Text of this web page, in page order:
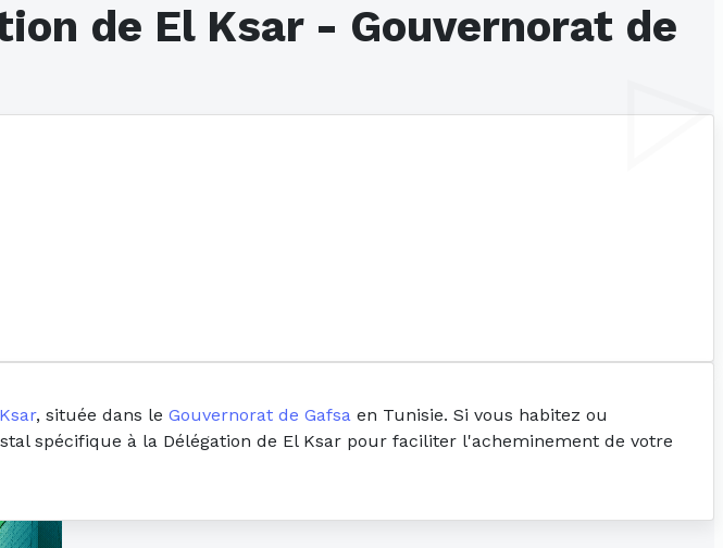
de El Ksar - Gouvernorat de
, située dans le Gouvernorat de Gafsa en Tunisie. Si vous habitez ou
spécifique à la Délégation de El Ksar pour faciliter l'acheminement de votre